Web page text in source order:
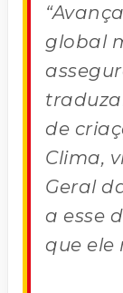
global
de
Clima,
Geral
a esse
que ele